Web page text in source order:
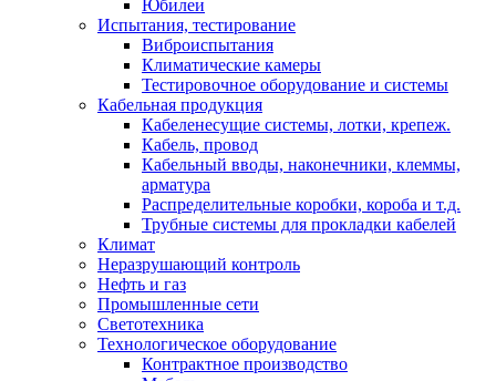
Юбилеи
Испытания, тестирование
Виброиспытания
Климатические камеры
Тестировочное оборудование и системы
Кабельная продукция
Кабеленесущие системы, лотки, крепеж.
Кабель, провод
Кабельный вводы, наконечники, клеммы,
арматура
Распределительные коробки, короба и т.д.
Трубные системы для прокладки кабелей
Климат
Неразрушающий контроль
Нефть и газ
Промышленные сети
Светотехника
Технологическое оборудование
Контрактное производство